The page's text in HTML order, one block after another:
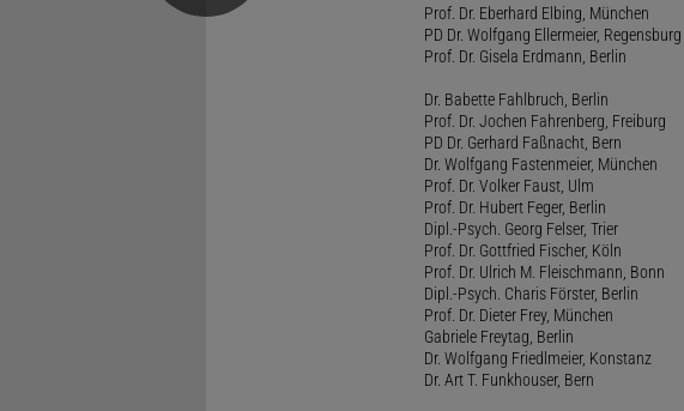
Prof. Dr. Eberhard Elbing, München
PD Dr. Wolfgang Ellermeier, Regensburg
Prof. Dr. Gisela Erdmann, Berlin
Dr. Babette Fahlbruch, Berlin
Prof. Dr. Jochen Fahrenberg, Freiburg
PD Dr. Gerhard Faßnacht, Bern
Dr. Wolfgang Fastenmeier, München
Prof. Dr. Volker Faust, Ulm
Prof. Dr. Hubert Feger, Berlin
Dipl.-Psych. Georg Felser, Trier
Prof. Dr. Gottfried Fischer, Köln
Prof. Dr. Ulrich M. Fleischmann, Bonn
Dipl.-Psych. Charis Förster, Berlin
Prof. Dr. Dieter Frey, München
Gabriele Freytag, Berlin
Dr. Wolfgang Friedlmeier, Konstanz
Dr. Art T. Funkhouser, Bern